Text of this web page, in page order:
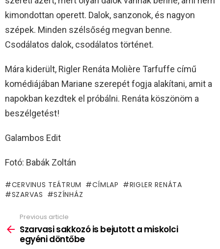
kimondottan operett. Dalok, sanzonok, és nagyon
szépek. Minden szélsőség megvan benne.
Csodálatos dalok, csodálatos történet.
Mára kiderült, Rigler Renáta Molière Tarfuffe című
komédiájában Mariane szerepét fogja alakítani, amit a
napokban kezdtek el próbálni. Renáta köszönöm a
beszélgetést!
Galambos Edit
Fotó: Babák Zoltán
CERVINUS TEÁTRUM CÍMLAP
RIGLER RENÁTA
SZARVAS
SZÍNHÁZ
more
Previous article
Szarvasi sakkozó is bejutott a miskolci
egyéni döntőbe